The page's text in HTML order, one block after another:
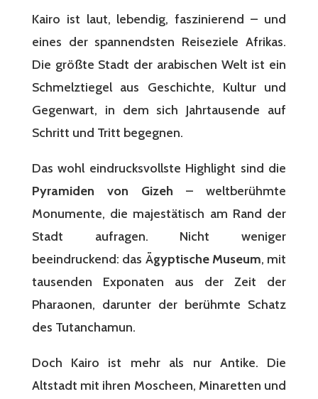
Kairo ist laut, lebendig, faszinierend – und
eines der spannendsten Reiseziele Afrikas.
Die größte Stadt der arabischen Welt ist ein
Schmelztiegel aus Geschichte, Kultur und
Gegenwart, in dem sich Jahrtausende auf
Schritt und Tritt begegnen.
Das wohl eindrucksvollste Highlight sind die
Pyramiden von Gizeh – weltberühmte
Monumente, die majestätisch am Rand der
Stadt aufragen. Nicht weniger
beeindruckend: das Ägyptische Museum, mit
tausenden Exponaten aus der Zeit der
Pharaonen, darunter der berühmte Schatz
des Tutanchamun.
Doch Kairo ist mehr als nur Antike. Die
Altstadt mit ihren Moscheen, Minaretten und